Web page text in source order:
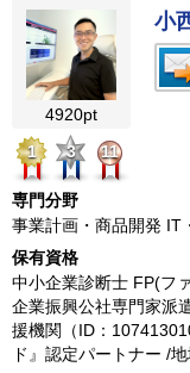
4920pt
1
3 11
小
専門分野
事業計画・商品開発 IT
保有資格
中小企業診断士 FP(フ
企業振興公社専門家派
援機関（ID：
ド』認定パートナー /